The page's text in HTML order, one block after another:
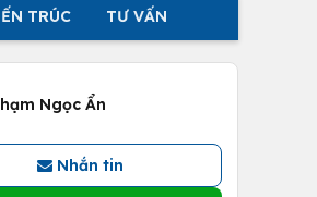
TRÚC TƯ VẤN
Ngọc Ẩn
Nhắn tin